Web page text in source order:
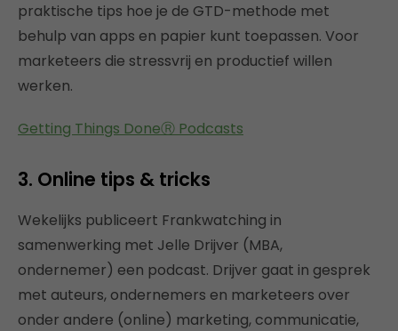
praktische tips hoe je de GTD-methode met
behulp van apps en papier kunt toepassen. Voor
marketeers die stressvrij en productief willen
werken.
Getting Things DoneⓇ Podcasts
3. Online tips & tricks
Wekelijks publiceert Frankwatching in
samenwerking met Jelle Drijver (MBA,
ondernemer) een podcast. Drijver gaat in gesprek
met auteurs, ondernemers en marketeers over
onder andere (online) marketing, communicatie,